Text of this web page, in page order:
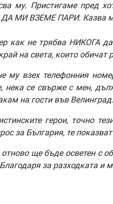
му. Пристигаме пред
ДА МИ ВЗЕМЕ ПАРИ. Казва
как не трябва НИКОГА да
на света, които обичат
му взех телефонния
, нека се свърже с мен,
на гости във Велинград.
герои, точно
за България, те показват
отново ще бъде осветен с
Благодаря за разходката и